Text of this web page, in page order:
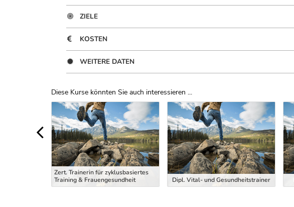
ZIELE
KOSTEN
WEITERE DATEN
Diese Kurse könnten Sie auch interessieren ...
Uber Weiterbildungsvorschläge
Zert. Trainerin für zyklusbasiertes
Training & Frauengesundheit
Dipl. Vital- und Gesundheitstrainer